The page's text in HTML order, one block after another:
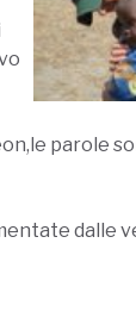
parole
dalle